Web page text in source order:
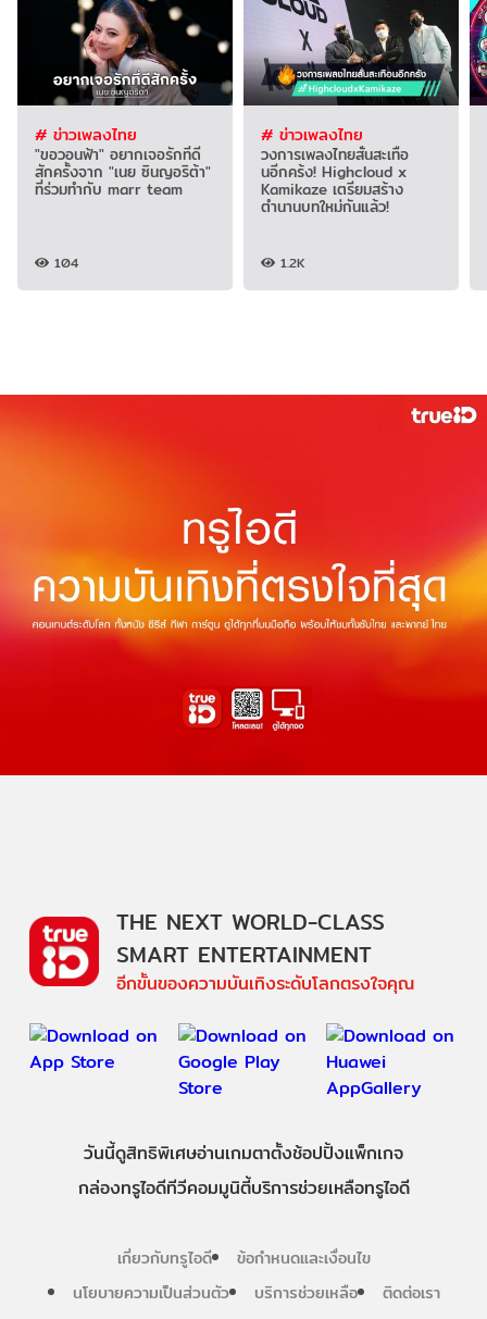
# ข่าวเพลงไทย
"ขอวอนฟ้า" อยากเจอรักที่ดี
สักครั้งจาก "เนย ซินญอริต้า"
ที่ร่วมทำกับ marr team
104
# ข่าวเพลงไทย
วงการเพลงไทยสั่นสะเทือ
นอีกคร้ง! Highcloud x
Kamikaze เตรียมสร้าง
ตำนานบทใหม่กันแล้ว!
1.2K
THE NEXT WORLD-CLASS
SMART ENTERTAINMENT
อีกขั้นของความบันเทิงระดับโลกตรงใจคุณ
วันนี้ดูสิทธิพิเศษอ่านเกมตาตั้งช้อปปิ้งแพ็กเกจ
กล่องทรูไอดีทีวีคอมมูนิตี้บริการช่วยเหลือทรูไอดี
เกี่ยวกับทรูไอดี
ข้อกำหนดและเงื่อนไข
นโยบายความเป็นส่วนตัว
บริการช่วยเหลือ ติดต่อเรา